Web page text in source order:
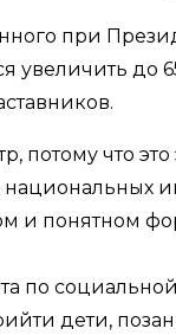
при
увеличить
что
и понятном
по
дети,